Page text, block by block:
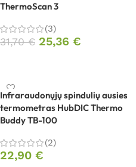
ThermoScan 3
(3)
31,70€ 25,36 €
Infraraudonųjų spindulių ausies
termometras HubDIC Thermo
Buddy TB-100
(2)
22,90 €